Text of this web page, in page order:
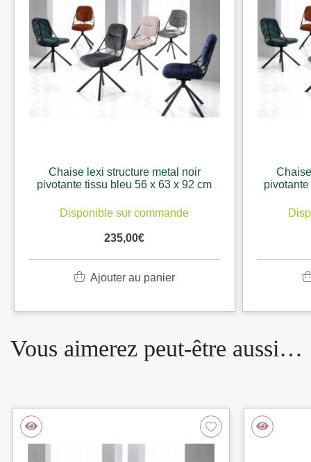
Chaise lexi structure metal noir
pivotante tissu bleu 56 x 63 x 92 cm
Disponible sur commande
235,00€
Ajouter au panier
Vous aimerez peut-être aussi…